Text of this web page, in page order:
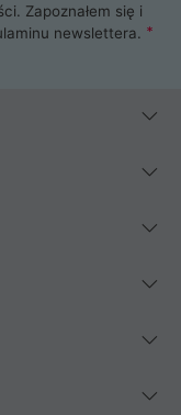
Zapoznałem się i
newslettera.